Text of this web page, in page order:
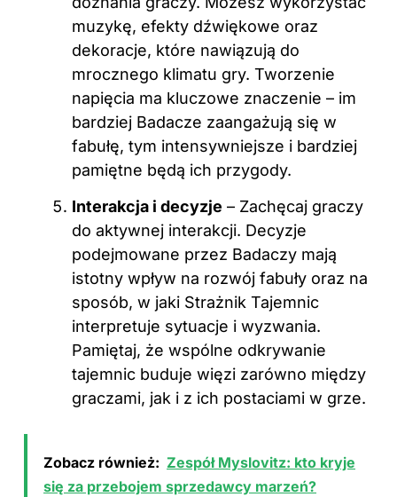
muzykę, efekty dźwiękowe oraz
dekoracje, które nawiązują do
mrocznego klimatu gry. Tworzenie
napięcia ma kluczowe znaczenie – im
bardziej Badacze zaangażują się w
fabułę, tym intensywniejsze i bardziej
pamiętne będą ich przygody.
Interakcja i decyzje – Zachęcaj graczy
do aktywnej interakcji. Decyzje
podejmowane przez Badaczy mają
istotny wpływ na rozwój fabuły oraz na
sposób, w jaki Strażnik Tajemnic
interpretuje sytuacje i wyzwania.
Pamiętaj, że wspólne odkrywanie
tajemnic buduje więzi zarówno między
graczami, jak i z ich postaciami w grze.
Zobacz również: Zespół Myslovitz: kto kryje
się za przebojem sprzedawcy marzeń?